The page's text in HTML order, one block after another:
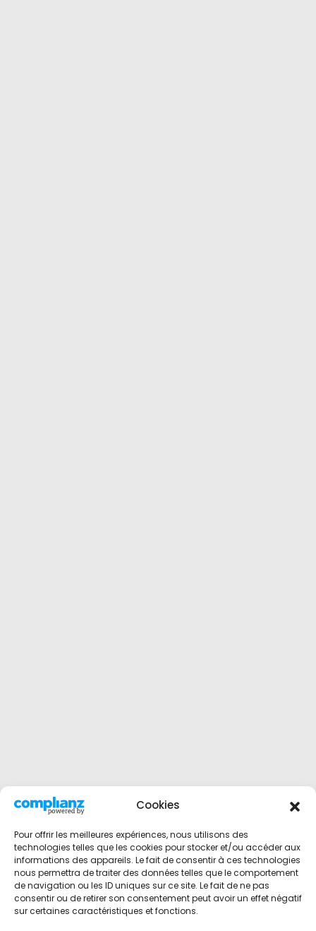
Cookies
Pour offrir les meilleures expériences, nous utilisons des
technologies telles que les cookies pour stocker et/ou accéder aux
informations des appareils. Le fait de consentir à ces technologies
nous permettra de traiter des données telles que le comportement
de navigation ou les ID uniques sur ce site. Le fait de ne pas
consentir ou de retirer son consentement peut avoir un effet négatif
sur certaines caractéristiques et fonctions.